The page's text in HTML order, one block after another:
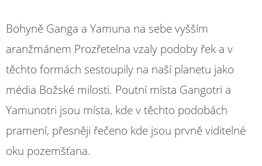
Bohyně Ganga a Yamuna na sebe vyšším
aranžmánem Prozřetelna vzaly podoby řek a v
těchto formách sestoupily na naší planetu jako
média Božské milosti. Poutní místa Gangotri a
Yamunotri jsou místa, kde v těchto podobách
pramení, přesněji řečeno kde jsou prvně viditelné
oku pozemšťana.